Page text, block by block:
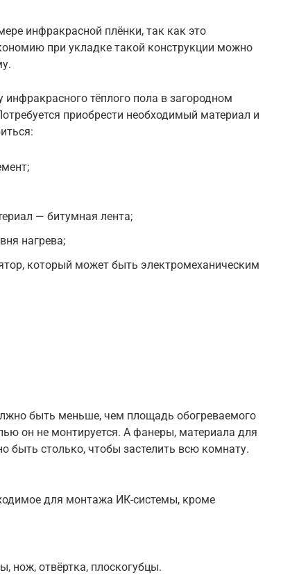
инфракрасной плёнки, так как это
при укладке такой конструкции можно
тёплого пола в загородном
приобрести необходимый материал и
— битумная лента;
нагрева;
который может быть электромеханическим
быть меньше, чем площадь обогреваемого
он не монтируется. А фанеры, материала для
быть столько, чтобы застелить всю комнату.
для монтажа ИК-системы, кроме
нож, отвёртка, плоскогубцы.